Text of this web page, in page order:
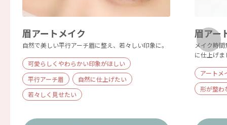
眉アートメイク
自然で美しい平行アーチ眉に整え、若々しい印象に。
可愛らしくやわらかい印象がほしい
平行アーチ眉
自然に仕上げたい
若々しく見せたい
眉アー
メイク時
に仕上げま
アートメ
形が整わ